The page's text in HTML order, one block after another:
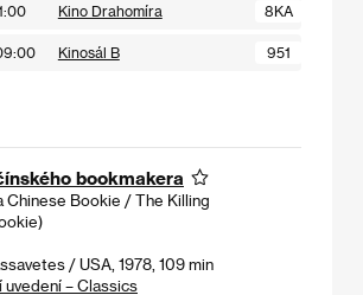
Kino Drahomíra 8KA
Kinosál B 951
bookmakera
Chinese Bookie / The Killing
/ USA, 1978, 109 min
uvedení – Classics